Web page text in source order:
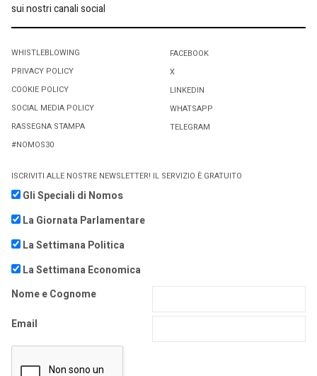
sui nostri canali social
WHISTLEBLOWING
PRIVACY POLICY
COOKIE POLICY
SOCIAL MEDIA POLICY
RASSEGNA STAMPA
#NOMOS30
FACEBOOK
X
LINKEDIN
WHATSAPP
TELEGRAM
ISCRIVITI ALLE NOSTRE NEWSLETTER! IL SERVIZIO È GRATUITO
Gli Speciali di Nomos
La Giornata Parlamentare
La Settimana Politica
La Settimana Economica
Nome e Cognome
Email